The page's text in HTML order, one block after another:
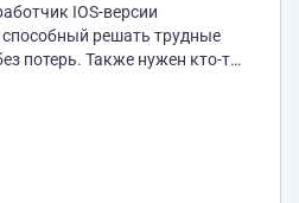
IOS-версии
решать трудные
потерь. Также нужен кто-то,
благодарны) Нужен человек с
потенциалом. Мы
рынок и захватим свой